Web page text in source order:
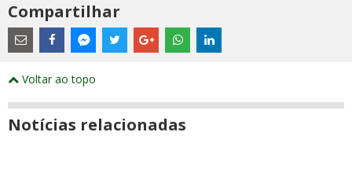
Compartilhar
Estes
são
links
externos
abrirão
nova
janela
post
Email
post
Facebook
este
post
Messenger
TwitterGoogle+WhatsApp
LinkedIn
Voltar ao topo
Notícias relacionadas